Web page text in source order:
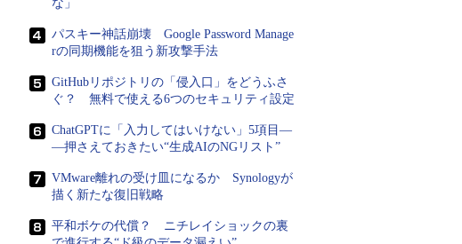
な」
パスキー神話崩壊 Google Password Manage
rの同期機能を狙う新攻撃手法
GitHubリポジトリの「侵入口」をどうふさ
ぐ？ 無料で使える6つのセキュリティ設定
ChatGPTに「入力してはいけない」5項目―
―押さえておきたい“生成AIのNGリスト”
VMware離れの受け皿になるか Synologyが
描く新たな復旧戦略
平和ボケの代償？ ニチレイショックの裏